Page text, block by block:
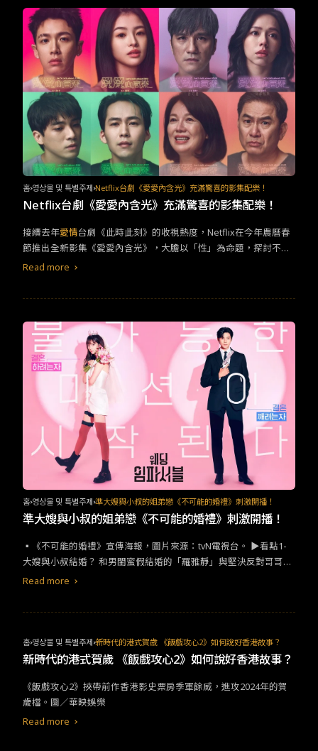
홈 영상물 및 특별주제 Netflix台劇《愛愛內含光》充滿驚喜的影集配樂！
Netflix台劇《愛愛內含光》充滿驚喜的影集配樂！
接續去年愛情台劇《此時此刻》的收視熱度，Netflix在今年農曆春
節推出全新影集《愛愛內含光》，大膽以「性」為命題，探討不同
年齡層、不同性向的男男女女可能遭遇的生命課題，甫上線立刻衝
泳希」演唱〈相濡以沫〉、〈知更〉等主題曲，為她年後發行的首
張迷你專輯預熱鋪路。這位畢業於台南藝術大學，自小主修古典鋼
琴，染著一頭金髮金眉的怪奇女聲，早已是華研培訓多年的祕密武
器，不僅一手包辦演唱、創作、編曲、混音、製作等十項全能，迷
離冷冽的嗓音與這部輕鬆喜劇更激盪出精彩的化學變化。 周平克
（柯震東飾）、邱曖（詹子萱飾）是《愛愛內含光》的主線CP，JU
D陳泳希多首歌曲在劇中精準襯托這兩位主角的心境轉折，其中抒
情民謠的〈知更〉是每個甜蜜時刻的必備BGM。印象最深的一場戲
是第六集兩人在河濱公園，周平克教邱曖騎重機時的愛意大噴發。
而這組CP在劇中也因初戀學長博齊（鳳小岳飾）的回國而出現挑
戰，JUD陳泳希翻玩范曉萱、李泉名曲〈我要我們在一起〉而創作
出的〈要不要在一起〉成為「初戀支線」的曖昧激素，每一場邱曖
與博齊的戲都會響起這首歌。
Read more
홈 영상물 및 특별주제 準大嫂與小叔的姐弟戀《不可能的婚禮》刺激開播！
準大嫂與小叔的姐弟戀《不可能的婚禮》刺激開播！
▪︎《不可能的婚禮》宣傳海報，圖片來源：tvN​電視台。​ ​​▶看點​1-​
大嫂與小叔結婚？​ ​​和男閨蜜假結婚的「羅雅靜」與堅決反對哥哥結
婚的「李智漢」，兩人的極限對決！劇中描述一心希望哥哥幸福的
Read more
홈 영상물 및 특별주제 新時代的港式賀歲 《飯戲攻心2》如何說好香港故事？
新時代的港式賀歲 《飯戲攻心2》如何說好香港故事？
《飯戲攻心2》挾帶前作香港影史票房季軍餘威，進攻2024年的賀
歲檔。圖／華映娛樂
Read more